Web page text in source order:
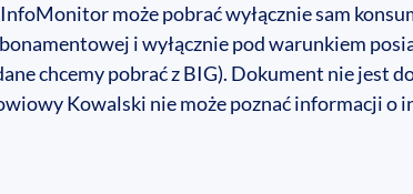
może pobrać wyłącznie sam
i wyłącznie pod warunkiem
chcemy pobrać z BIG). Dokument nie jest
Kowalski nie może poznać informacji o